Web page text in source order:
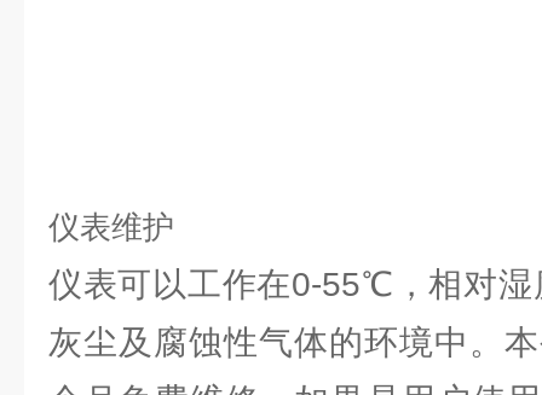
仪表维护
仪表可以工作在0-55℃，相对湿
灰尘及腐蚀性气体的环境中。